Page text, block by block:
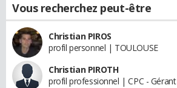
Vous recherchez peut-être
Christian PIROS
profil personnel | TOULOUSE
Christian PIROTH
profil professionnel | CPC - Gérant